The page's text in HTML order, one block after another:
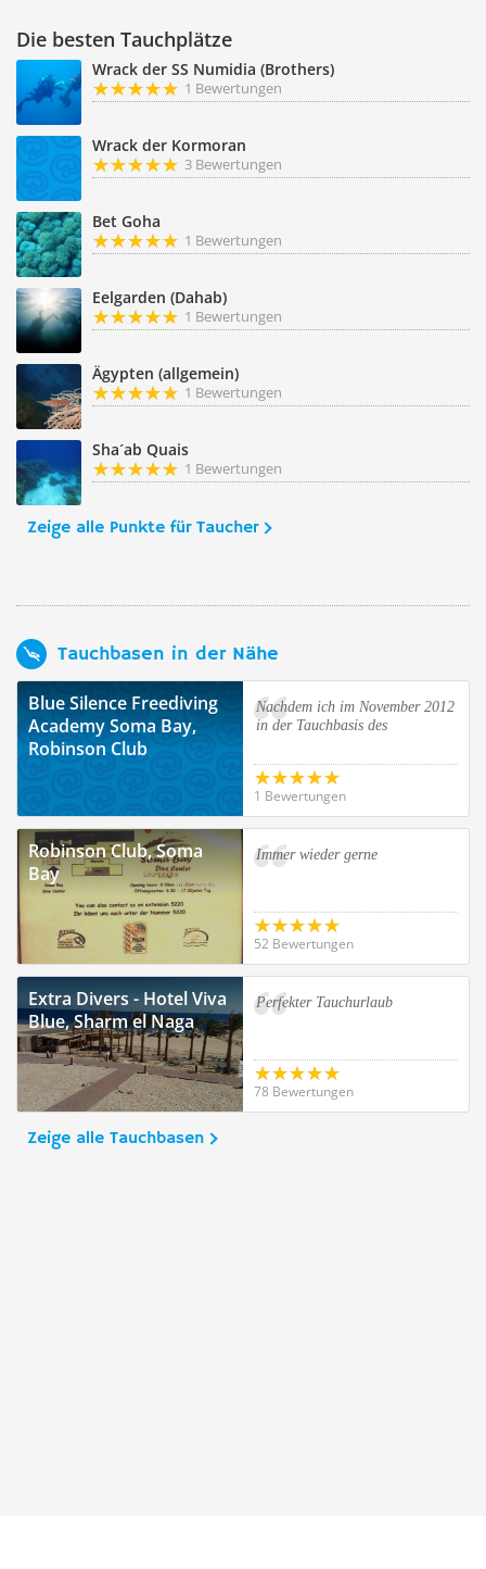
Die besten Tauchplätze
Wrack der SS Numidia (Brothers)
1 Bewertungen
Wrack der Kormoran
3 Bewertungen
Bet Goha
1 Bewertungen
Eelgarden (Dahab)
1 Bewertungen
Ägypten (allgemein)
1 Bewertungen
Sha´ab Quais
1 Bewertungen
Zeige alle Punkte für Taucher
Tauchbasen in der Nähe
Blue Silence Freediving
Academy Soma Bay,
Robinson Club
Nachdem ich im November 2012
in der Tauchbasis des
1 Bewertungen
Robinson Club, Soma
Bay
Immer wieder gerne
52 Bewertungen
Extra Divers - Hotel Viva
Blue, Sharm el Naga
Perfekter Tauchurlaub
78 Bewertungen
Zeige alle Tauchbasen